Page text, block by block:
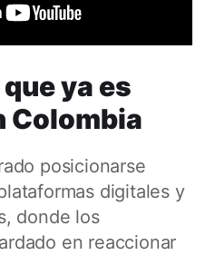
ya es
Colombia
posicionarse
digitales y
donde los
en reaccionar